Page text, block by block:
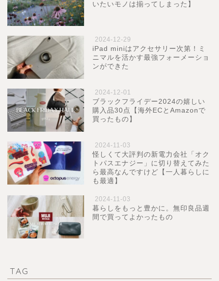
いたいモノは揃ってしまった】
2024-12-29
iPad miniはアクセサリー次第！ミ
ニマルを活かす最強フォーメーショ
ンができた
2024-12-01
ブラックフライデー2024の嬉しい
購入品30点【海外ECとAmazonで
買ったもの】
2024-11-03
怪しくて大評判の新電力会社「オク
トパスエナジー」に切り替えてみた
ら最高なんですけど【一人暮らしに
も最適】
2024-11-03
暮らしをもっと豊かに。無印良品週
間で買ってよかったもの
TAG